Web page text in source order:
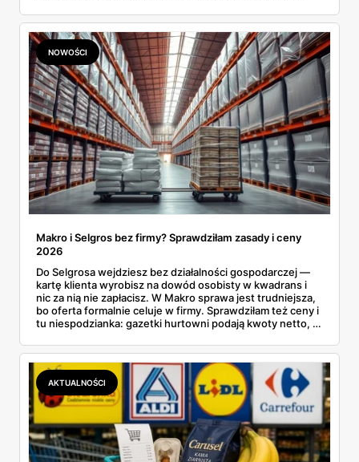
prawie 140 zł za kilogram, ale lody do mrożenia i rurki
waflowe bronią się nawet bez rabatu.
NOWOŚCI
Makro i Selgros bez firmy? Sprawdziłam zasady i ceny
2026
Do Selgrosa wejdziesz bez działalności gospodarczej —
kartę klienta wyrobisz na dowód osobisty w kwadrans i
nic za nią nie zapłacisz. W Makro sprawa jest trudniejsza,
bo oferta formalnie celuje w firmy. Sprawdziłam też ceny i
tu niespodzianka: gazetki hurtowni podają kwoty netto, a
zawsze wygrywa — ta sama kawa ziarnista kosztuje w
Makro ponad dwa razy więcej niż w weekendowej
promocji dyskontu.
AKTUALNOŚCI